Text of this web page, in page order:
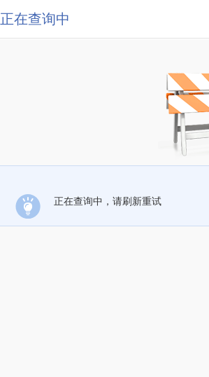
正在查询中
正在查询中，请刷新重试